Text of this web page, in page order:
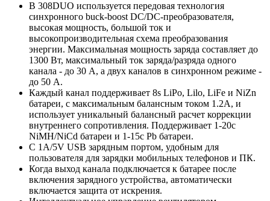
В 308DUO используется передовая технология
синхронного buck-boost DC/DC-преобразователя,
высокая мощность, большой ток и
высокопроизводительная схема преобразования
энергии. Максимальная мощность заряда составляет до
1300 Вт, максимальный ток заряда/разряда одного
канала - до 30 А, а двух каналов в синхронном режиме -
до 50 А.
Каждый канал поддерживает 8s LiPo, Lilo, LiFe и NiZn
батареи, с максимальным балансным током 1.2A, и
использует уникальный балансный расчет коррекции
внутреннего сопротивления. Поддерживает 1-20с
NiMH/NiCd батареи и 1-15с Pb батареи.
С 1A/5V USB зарядным портом, удобным для
пользователя для зарядки мобильных телефонов и ПК.
Когда выход канала подключается к батарее после
включения зарядного устройства, автоматически
включается защита от искрения.